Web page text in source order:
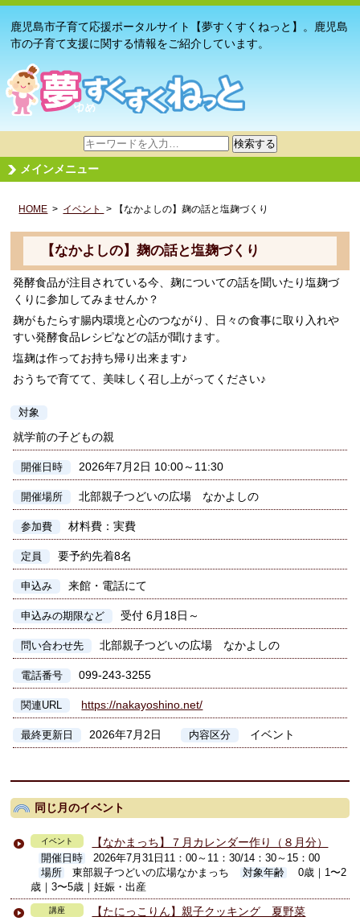
鹿児島市子育て応援ポータルサイト【夢すくすくねっと】。鹿児島
市の子育て支援に関する情報をご紹介しています。
サ
イ
ト
検
検索する
メインメニュー
HOME > イベント > 【なかよしの】麹の話と塩麹づくり
【なかよしの】麹の話と塩麹づくり
発酵食品が注目されている今、麹についての話を聞いたり塩麹づ
くりに参加してみませんか？
麹がもたらす腸内環境と心のつながり、日々の食事に取り入れや
すい発酵食品レシピなどの話が聞けます。
塩麹は作ってお持ち帰り出来ます♪
おうちで育てて、美味しく召し上がってください♪
対象
就学前の子どもの親
開催日時 2026年7月2日 10:00～11:30
開催場所 北部親子つどいの広場 なかよしの
参加費 材料費：実費
定員 要予約先着8名
申込み 来館・電話にて
申込みの期限など 受付 6月18日～
問い合わせ先 北部親子つどいの広場 なかよしの
電話番号 099-243-3255
関連URL https://nakayoshino.net/
最終更新日 2026年7月2日 内容区分 イベント
同じ月のイベント
イベント 【なかまっち】７月カレンダー作り（８月分）
開催日時
2026年7月31日11：00～11：30/14：30～15：00
場所
東部親子つどいの広場なかまっち 対象年齢
0歳｜1〜2
歳｜3〜5歳｜妊娠・出産
講座 【たにっこりん】親子クッキング 夏野菜